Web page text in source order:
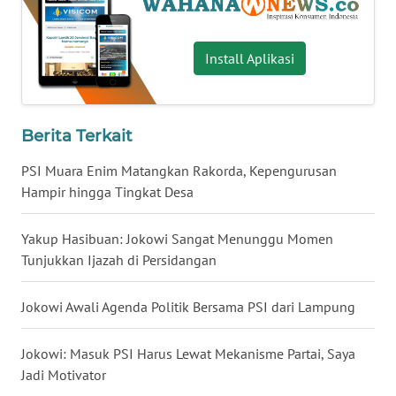
Install Aplikasi
Berita Terkait
PSI Muara Enim Matangkan Rakorda, Kepengurusan
Hampir hingga Tingkat Desa
Yakup Hasibuan: Jokowi Sangat Menunggu Momen
Tunjukkan Ijazah di Persidangan
Jokowi Awali Agenda Politik Bersama PSI dari Lampung
Jokowi: Masuk PSI Harus Lewat Mekanisme Partai, Saya
Jadi Motivator
WN
BABEL
WN
SUMBAR
SUMSEL
BENGKULU
WN
LAMPUNG
WN
JATENG